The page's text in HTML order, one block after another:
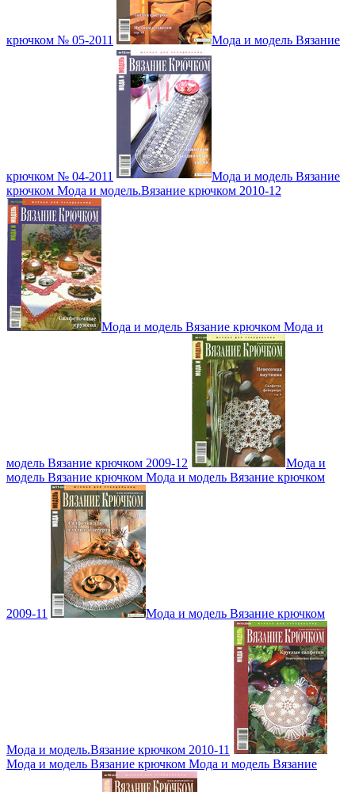
крючком № 05-2011 Мода и модель Вязание
крючком № 04-2011
Мода и модель Вязание
крючком Мода и модель.Вязание крючком 2010-12
Мода и модель Вязание крючком Мода и
модель Вязание крючком 2009-12
Мода и
модель Вязание крючком Мода и модель Вязание крючком
2009-11 Мода и модель Вязание крючком
Мода и модель.Вязание крючком 2010-11
Мода и модель Вязание крючком Мода и модель Вязание